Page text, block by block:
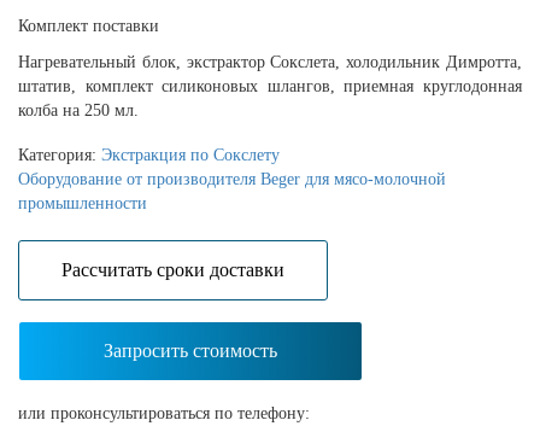
Комплект поставки
Нагревательный блок, экстрактор Сокслета, холодильник Димротта,
штатив, комплект силиконовых шлангов, приемная круглодонная
колба на 250 мл.
Категория: Экстракция по Сокслету
Оборудование от производителя Beger для мясо-молочной
промышленности
Расcчитать сроки доставки
Запросить стоимость
или проконсультироваться по телефону: